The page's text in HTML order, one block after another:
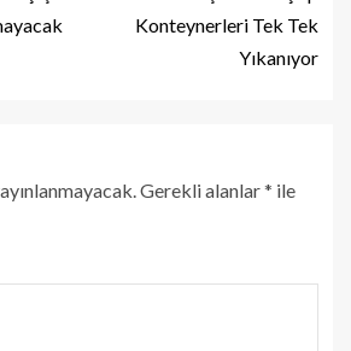
Konteynerleri Tek Tek
Yıkanıyor
Gerekli alanlar* ile